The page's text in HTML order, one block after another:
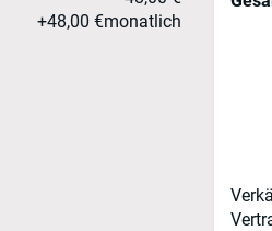
+48,00 €monatlich